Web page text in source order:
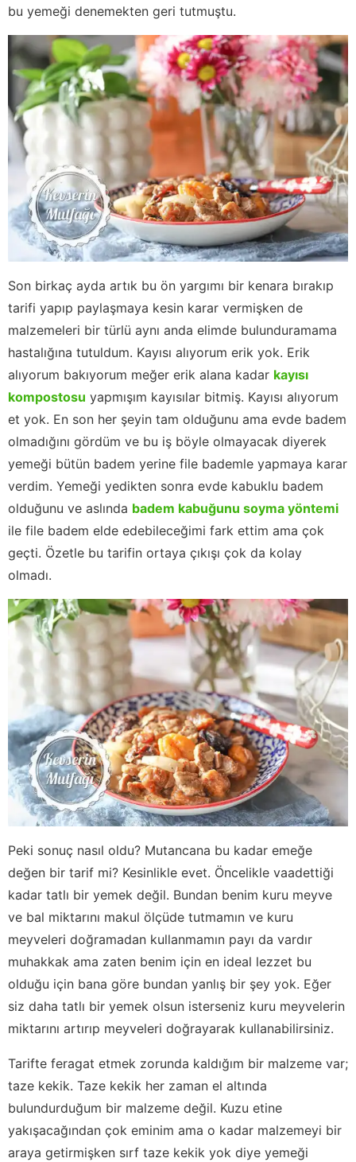
bu yemeği denemekten geri tutmuştu.
Son birkaç ayda artık bu ön yargımı bir kenara bırakıp
tarifi yapıp paylaşmaya kesin karar vermişken de
malzemeleri bir türlü aynı anda elimde bulunduramama
hastalığına tutuldum. Kayısı alıyorum erik yok. Erik
alıyorum bakıyorum meğer erik alana kadar kayısı
kompostosu yapmışım kayısılar bitmiş. Kayısı alıyorum
et yok. En son her şeyin tam olduğunu ama evde badem
olmadığını gördüm ve bu iş böyle olmayacak diyerek
yemeği bütün badem yerine file bademle yapmaya karar
verdim. Yemeği yedikten sonra evde kabuklu badem
olduğunu ve aslında badem kabuğunu soyma yöntemi
ile file badem elde edebileceğimi fark ettim ama çok
geçti. Özetle bu tarifin ortaya çıkışı çok da kolay
olmadı.
Peki sonuç nasıl oldu? Mutancana bu kadar emeğe
değen bir tarif mi? Kesinlikle evet. Öncelikle vaadettiği
kadar tatlı bir yemek değil. Bundan benim kuru meyve
ve bal miktarını makul ölçüde tutmamın ve kuru
meyveleri doğramadan kullanmamın payı da vardır
muhakkak ama zaten benim için en ideal lezzet bu
olduğu için bana göre bundan yanlış bir şey yok. Eğer
siz daha tatlı bir yemek olsun isterseniz kuru meyvelerin
miktarını artırıp meyveleri doğrayarak kullanabilirsiniz.
Tarifte feragat etmek zorunda kaldığım bir malzeme var;
taze kekik. Taze kekik her zaman el altında
bulundurduğum bir malzeme değil. Kuzu etine
yakışacağından çok eminim ama o kadar malzemeyi bir
araya getirmişken sırf taze kekik yok diye yemeği